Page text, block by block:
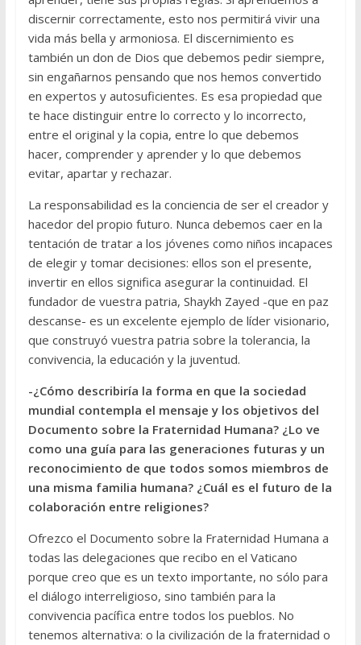
discernir correctamente, esto nos permitirá vivir una
vida más bella y armoniosa. El discernimiento es
también un don de Dios que debemos pedir siempre,
sin engañarnos pensando que nos hemos convertido
en expertos y autosuficientes. Es esa propiedad que
te hace distinguir entre lo correcto y lo incorrecto,
entre el original y la copia, entre lo que debemos
hacer, comprender y aprender y lo que debemos
evitar, apartar y rechazar.
La responsabilidad es la conciencia de ser el creador y
hacedor del propio futuro. Nunca debemos caer en la
tentación de tratar a los jóvenes como niños incapaces
de elegir y tomar decisiones: ellos son el presente,
invertir en ellos significa asegurar la continuidad. El
fundador de vuestra patria, Shaykh Zayed -que en paz
descanse- es un excelente ejemplo de líder visionario,
que construyó vuestra patria sobre la tolerancia, la
convivencia, la educación y la juventud.
-¿Cómo describiría la forma en que la sociedad
mundial contempla el mensaje y los objetivos del
Documento sobre la Fraternidad Humana? ¿Lo ve
como una guía para las generaciones futuras y un
reconocimiento de que todos somos miembros de
una misma familia humana? ¿Cuál es el futuro de la
colaboración entre religiones?
Ofrezco el Documento sobre la Fraternidad Humana a
todas las delegaciones que recibo en el Vaticano
porque creo que es un texto importante, no sólo para
el diálogo interreligioso, sino también para la
convivencia pacífica entre todos los pueblos. No
tenemos alternativa: o la civilización de la fraternidad o